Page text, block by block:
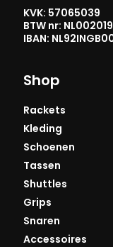
KVK: 57065039
BTW nr:
IBAN:
Shop
Rackets
Kleding
Schoenen
Tassen
Shuttles
Grips
Snaren
Accessoires